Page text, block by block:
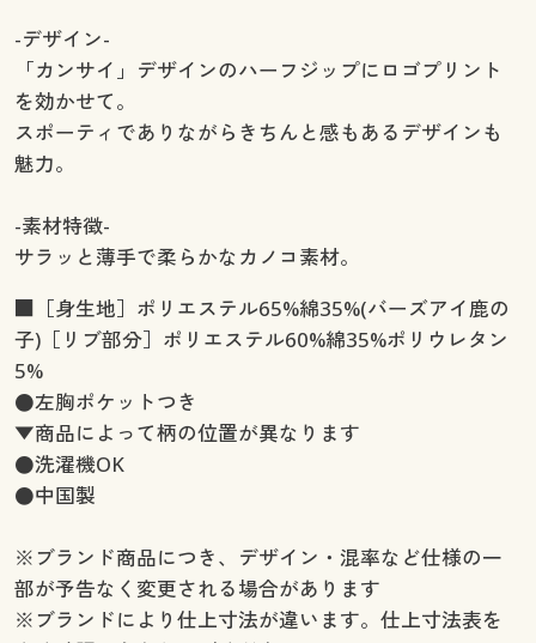
-デザイン-
「カンサイ」デザインのハーフジップにロゴプリント
を効かせて。
スポーティでありながらきちんと感もあるデザインも
魅力。
-素材特徴-
サラッと薄手で柔らかなカノコ素材。
■［身生地］ポリエステル65%綿35%(バーズアイ鹿の
子)［リブ部分］ポリエステル60%綿35%ポリウレタン
5%
●左胸ポケットつき
▼商品によって柄の位置が異なります
●洗濯機OK
●中国製
※ブランド商品につき、デザイン・混率など仕様の一
部が予告なく変更される場合があります
※ブランドにより仕上寸法が違います。仕上寸法表を